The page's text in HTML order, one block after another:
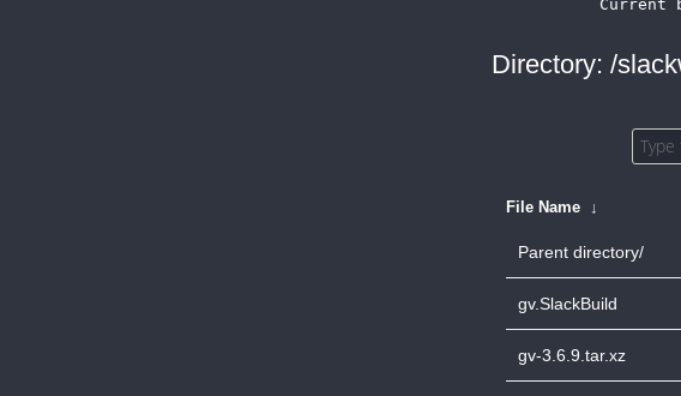
Directory: /
File Name ↓
Parent directory/
gv.SlackBuild
gv-3.6.9.tar.xz